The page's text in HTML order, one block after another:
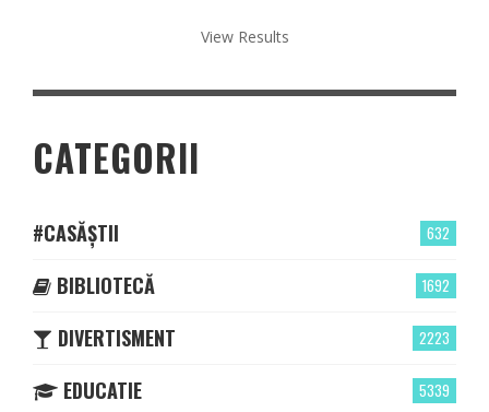
View Results
CATEGORII
632
#CASĂȘTII
1692
BIBLIOTECĂ
2223
DIVERTISMENT
5339
EDUCATIE